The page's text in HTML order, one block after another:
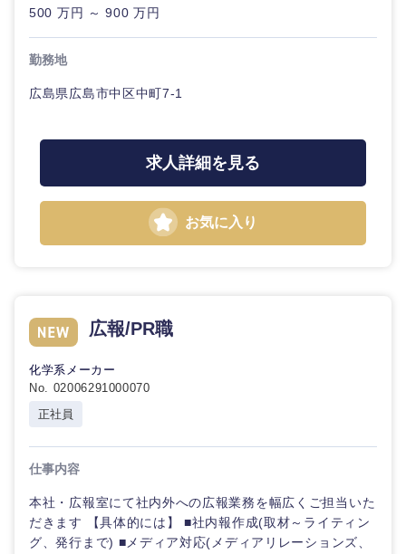
コンサル
ム
技術職
金融専門
職
メディカ
不動産専
門職
建設・施
工管理
金融専門職
メディカル
建設・施工管理
事務職
その他
WEBサービス
コンサル・シンクタンク
マスメディア
サービス
その他
千葉県 東京都
神奈川県
石川県 福井県
山梨県 長野県
500 万円 ～ 900 万円
勤務地
広島県広島市中区中町7-1
求人詳細を見る
お気に入り
広報/PR職
化学系メーカー
No. 02006291000070
正社員
仕事内容
本社・広報室にて社内外への広報業務を幅広くご担当いた
だきます 【具体的には】 ■社内報作成(取材～ライティン
グ、発行まで) ■メディア対応(メディアリレーションズ、